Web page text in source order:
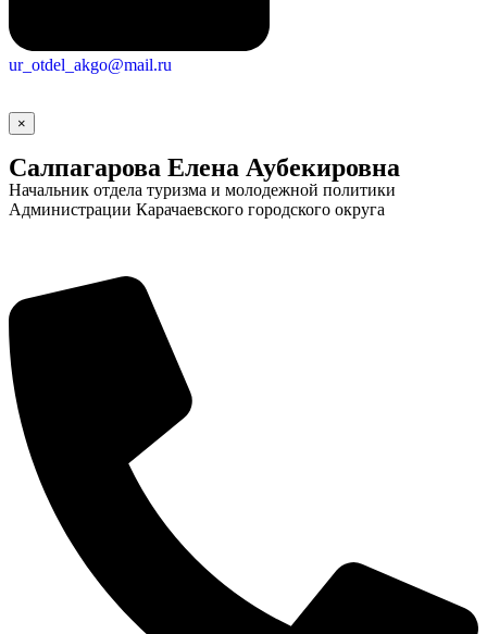
ur_otdel_akgo@mail.ru
×
Салпагарова Елена Аубекировна
Начальник отдела туризма и молодежной политики
Администрации Карачаевского городского округа